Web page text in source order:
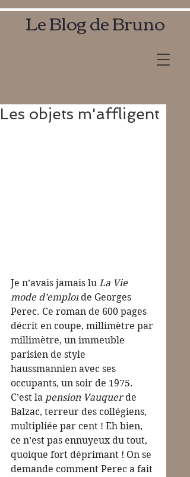
Le Blog de Bruno
Les objets m'affligent
Je n’avais jamais lu La Vie
mode d’emploi de Georges
Perec. Ce roman de 600 pages
décrit en coupe, millimètre par
millimètre, un immeuble
parisien de style
haussmannien avec ses
occupants, un soir de 1975.
C’est la pension Vauquer de
Balzac, terreur des collégiens,
multipliée par cent ! Eh bien,
ce n’est pas ennuyeux du tout,
quoique fort déprimant ! On se
demande comment Perec a fait